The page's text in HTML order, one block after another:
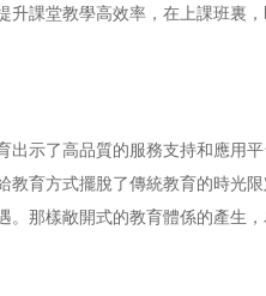
升課堂教學高效率，在上課班裏
出示了高品質的服務支持和應用
教育方式擺脫了傳統教育的時光
。那樣敞開式的教育體係的產生